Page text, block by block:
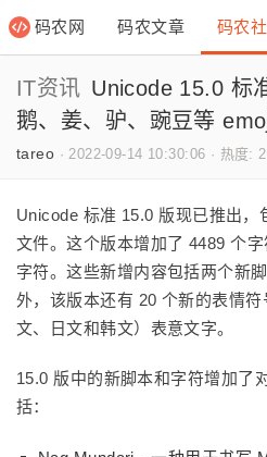
码农网 码农文章 码农
IT资讯 Unicode 15.0 标
鹅、姜、驴、豌豆等
tareo ·2022-09-14 10:30:06 · 热度:
Unicode 标准 15.0 版现已推出，
文件。这个版本增加了 4489 个
字符。这些新增内容包括两个新
外，该版本还有 20 个新的表情
文、日文和韩文）表意文字。
15.0 版中的新脚本和字符增加了
括：